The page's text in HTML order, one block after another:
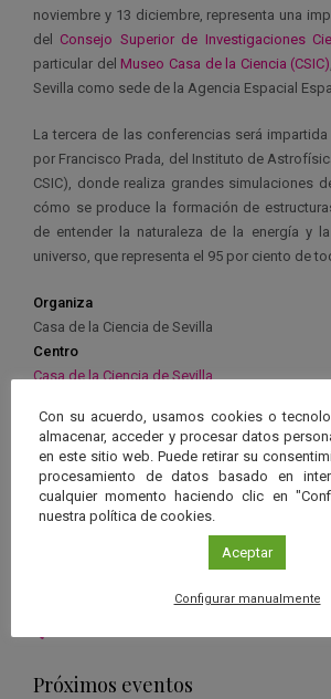
noviembre y 13 diciembre, representa una
del Consejo Superior de Investigaciones
particular del Museo Casa de la Ciencia (CSIC)
Sevilla como sede de la Agencia Espacial
La tercera de las conferencias será impartida
por Francisco Prada, del Instituto de
CSIC), donde realiza grandes simulaciones
cómo se produce la formación de
de entender la naturaleza de la energía y
universo, que representa el 95 por ciento de
Organiza
Casa de la Ciencia de Sevilla
Centro
Casa de la Ciencia de Sevilla
Francisco Prada, Instituto de Astrofísica de
Plazas
Gratuita hasta completar aforo
Inscripción
Imprescindible reserva
reservas.museo@casadelaciencia.csic.es
Próximos eventos
Con su acuerdo, usamos cookies o
almacenar, acceder y procesar datos
en este sitio web. Puede retirar su
procesamiento de datos basado en
cualquier momento haciendo clic en
nuestra política de cookies.
Aceptar
Configurar manualmente